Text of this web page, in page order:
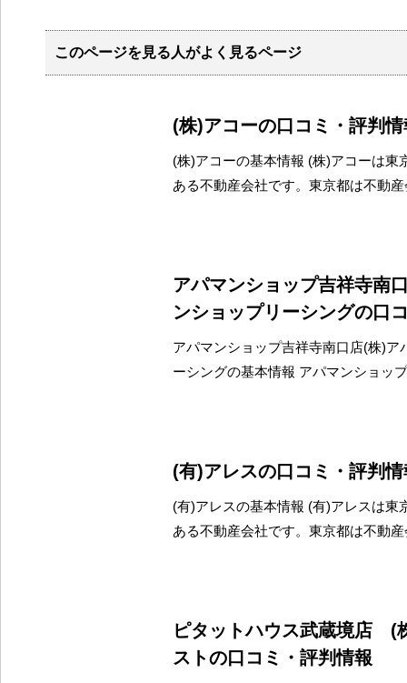
このページを見る人がよく見るページ
(株)アコーの口コミ・評判情
(株)アコーの基本情報 (株)アコーは東
ある不動産会社です。東京都は不動
アパマンショップ吉祥寺南
ンショップリーシングの口
アパマンショップ吉祥寺南口店(株)ア
ーシングの基本情報 アパマンショッ
(有)アレスの口コミ・評判情
(有)アレスの基本情報 (有)アレスは東
ある不動産会社です。東京都は不動
ピタットハウス武蔵境店 (
ストの口コミ・評判情報